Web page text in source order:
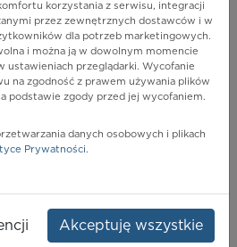
FILTRY
korzystania z serwisu, integracji
przez zewnętrznych dostawców i w
dla potrzeb marketingowych.
i można ją w dowolnym momencie
ustawieniach przeglądarki. Wycofanie
na zgodność z prawem używania plików
podstawie zgody przed jej wycofaniem.
danych osobowych i plikach
Prywatności.
Akceptuję wszystkie